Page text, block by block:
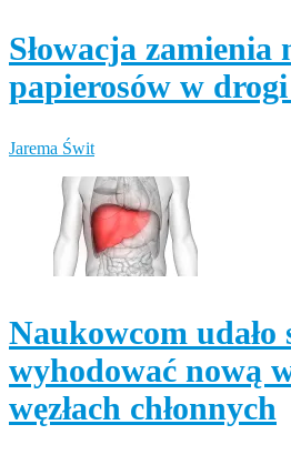
Słowacja zamienia
papierosów w
Jarema Świt
Naukowcom udało
wyhodować nową
węzłach chłonnych